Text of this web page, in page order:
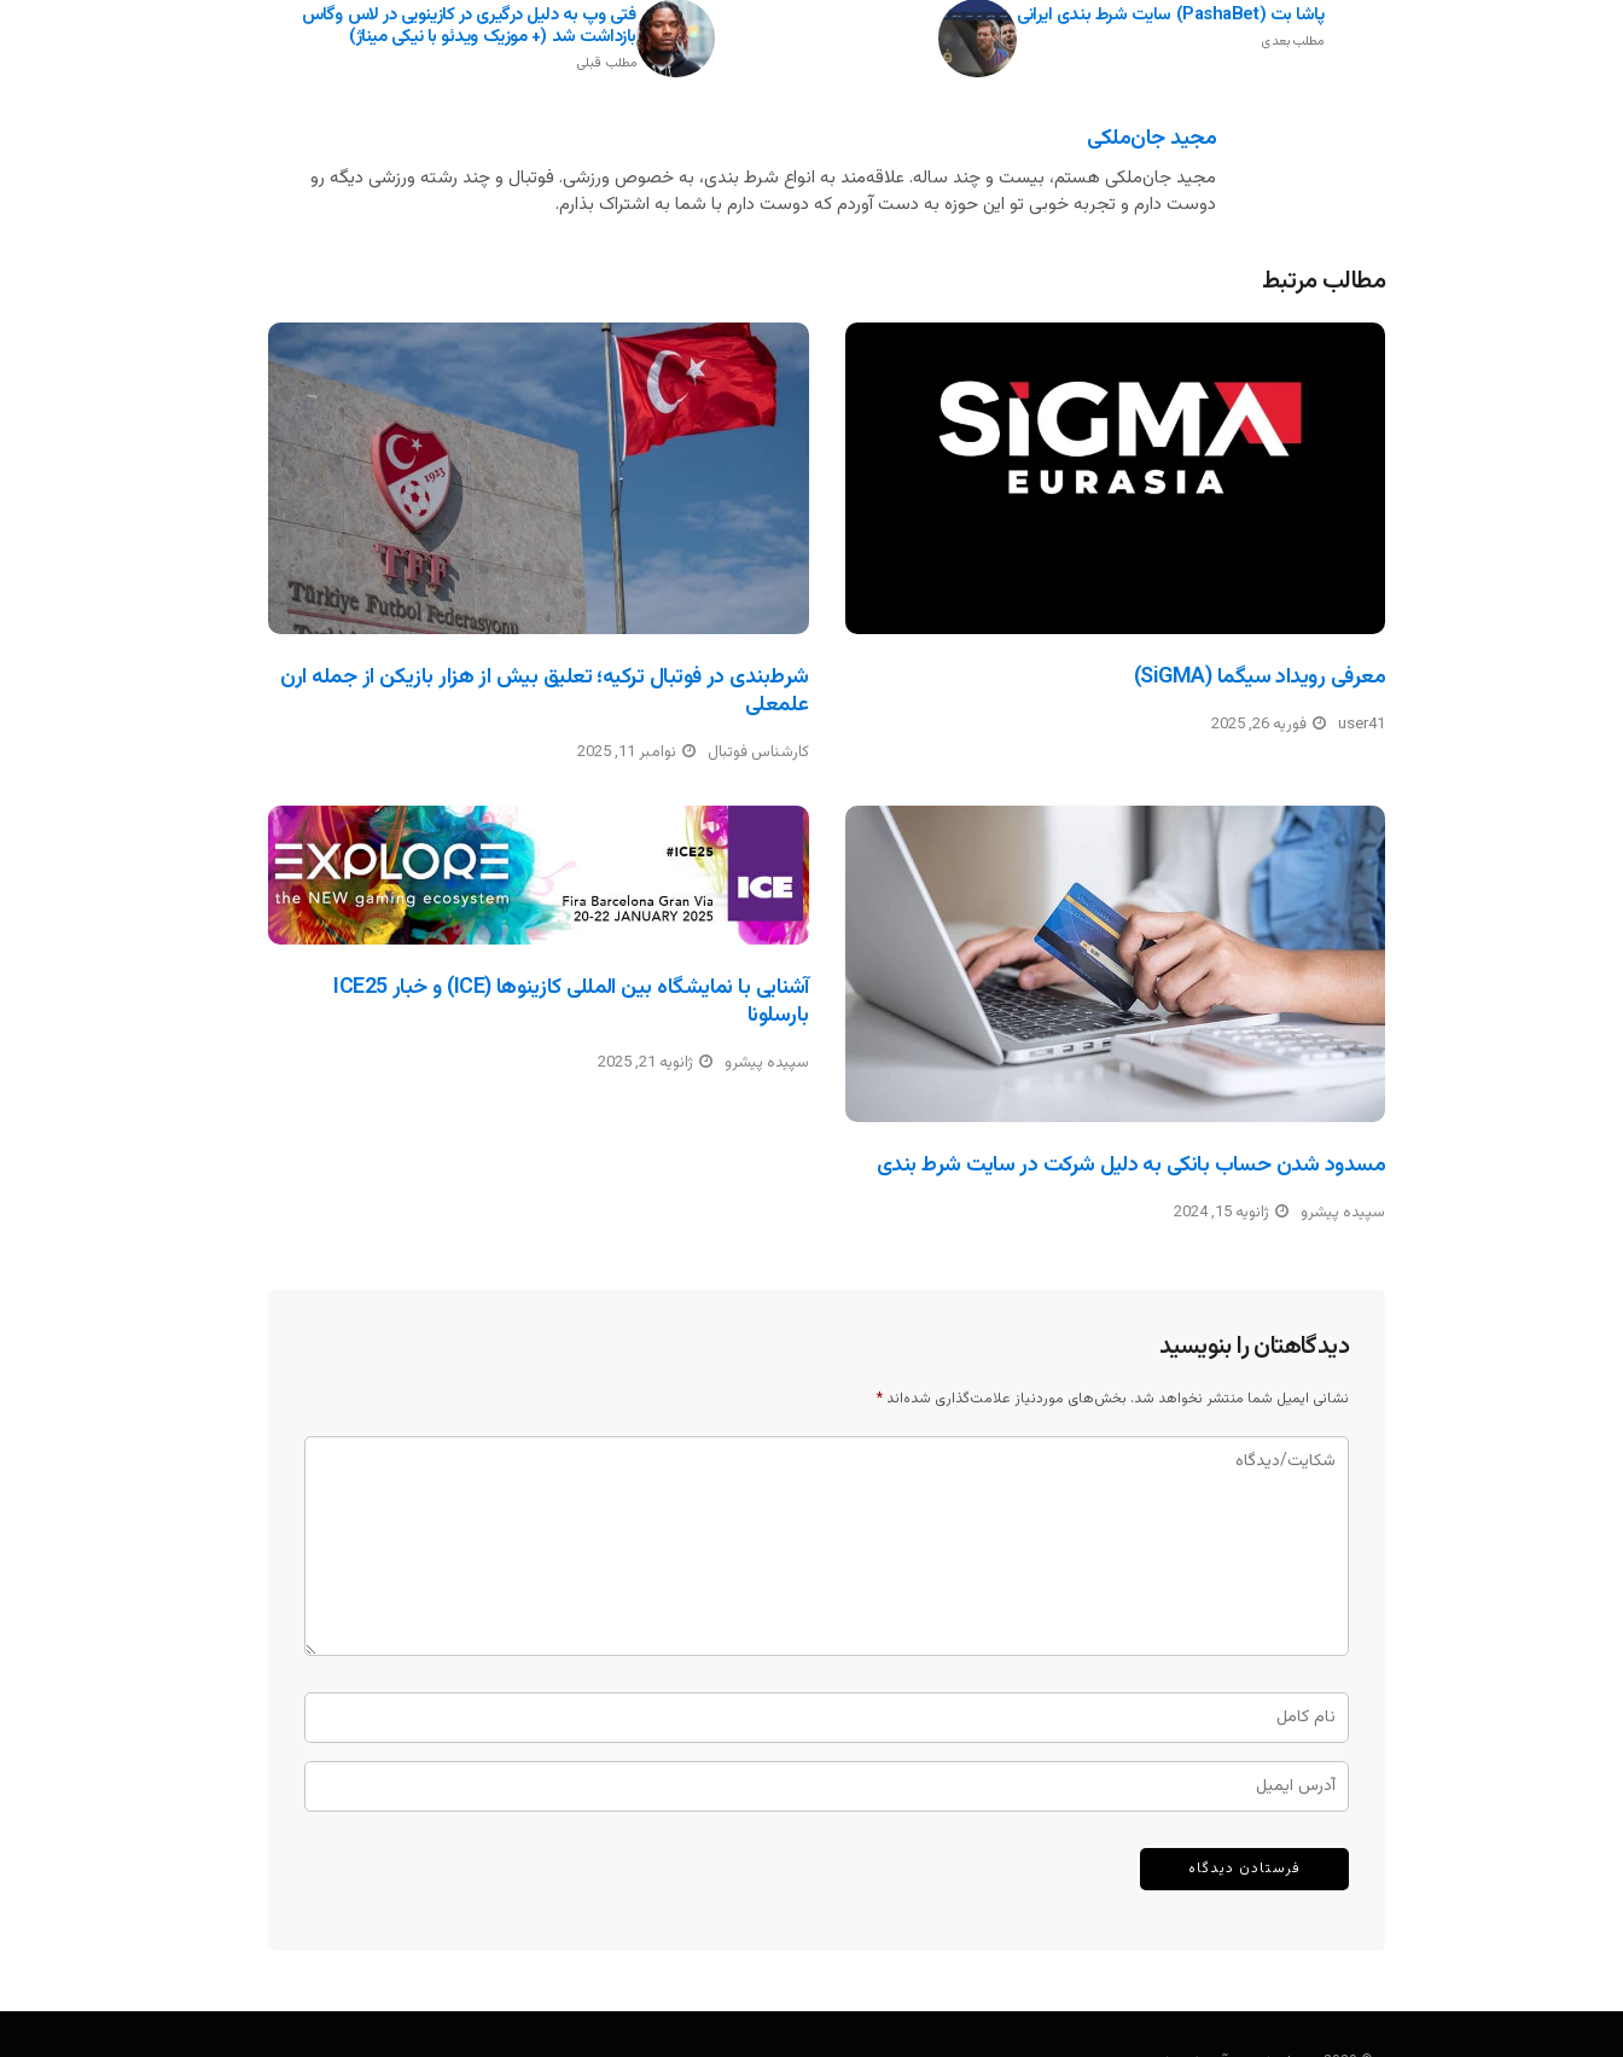
فتی وپ به دلیل درگیری در کازینویی در لاس وگاس
بازداشت شد (+ موزیک ویدئو با نیکی میناژ)
مطلب قبلی
پاشا بت (PashaBet) سایت شرط بندی ایرانی
مطلب بعدی
مجید جان‌ملکی
مجید جان‌ملکی هستم، بیست و چند ساله. علاقه‌مند به انواع شرط بندی، به خصوص ورزشی. فوتبال و چند رشته ورزشی دیگه رو
دوست دارم و تجربه خوبی تو این حوزه به دست آوردم که دوست دارم با شما به اشتراک بذارم.
مطالب مرتبط
شرط‌بندی در فوتبال ترکیه؛ تعلیق بیش از هزار بازیکن از جمله ارن
علمعلی
کارشناس فوتبال نوامبر 11, 2025
معرفی رویداد سیگما (SiGMA)
user41 فوریه 26, 2025
آشنایی با نمایشگاه بین المللی کازینوها (ICE) و خبار ICE25
بارسلونا
سپیده پیشرو ژانویه 21, 2025
مسدود شدن حساب بانکی به دلیل شرکت در سایت شرط بندی
سپیده پیشرو ژانویه 15, 2024
دیدگاهتان را بنویسید
نشانی ایمیل شما منتشر نخواهد شد. بخش‌های موردنیاز علامت‌گذاری شده‌اند *